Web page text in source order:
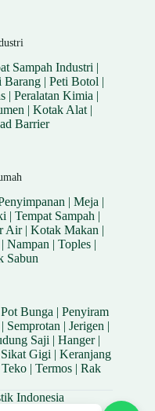
Sampah Industri |
Barang |Peti Botol |
| Peralatan Kimia |
| Kotak Alat|
Barrier
|Meja |
|Tempat Sampah |
Air|Kotak Makan |
Nampan| Toples|
Sabun
Pot Bunga |Penyiram
Semprotan| Jerigen|
Saji| Hanger|
Gigi |Keranjang
Teko| Termos| Rak
Indonesia